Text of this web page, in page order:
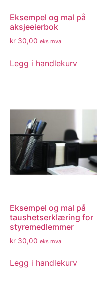
Eksempel og mal på
aksjeeierbok
kr 30,00 eks mva
Legg i handlekurv
Eksempel og mal på
taushetserklæring for
styremedlemmer
kr 30,00 eks mva
Legg i handlekurv